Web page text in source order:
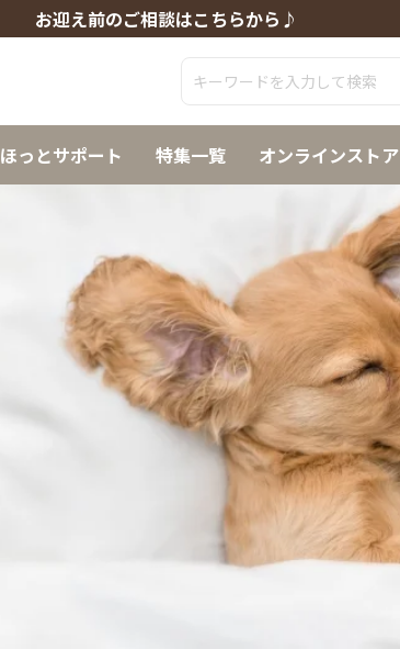
お迎え前のご相談はこちらから♪
ほっとサポート 特集一覧 オンラインストア